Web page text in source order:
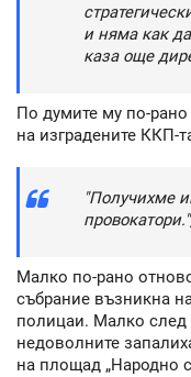
и няма как
каза още
По думите му по-
на изградените ККП-
"Получихме
Малко по-рано
събрание възникна
полицаи. Малко след
недоволните
на площад „Народно